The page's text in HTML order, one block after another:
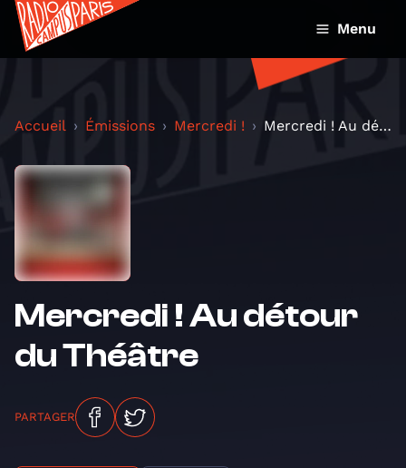
Menu
Accueil Émissions Mercredi ! Mercredi ! Au détour du Théâtre
Mercredi ! Au détour
du Théâtre
PARTAGER